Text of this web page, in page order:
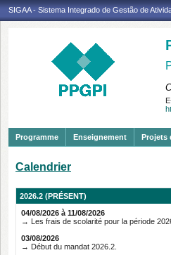
SIGAA - Sistema Integrado de Gestão de
Programme Enseignement Projets
Calendrier
2026.2 (PRÉSENT)
04/08/2026 à 11/08/2026
→ Les frais de scolarité pour la période
03/08/2026
→ Début du mandat 2026.2.